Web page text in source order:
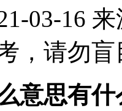
03-16 来
，请勿盲
意思有什